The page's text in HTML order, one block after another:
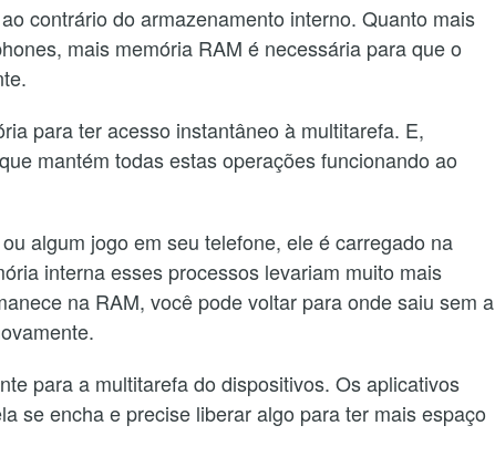
contrário do armazenamento interno. Quanto mais
mais memória RAM é necessária para que o
para ter acesso instantâneo à multitarefa. E,
mantém todas estas operações funcionando ao
algum jogo em seu telefone, ele é carregado na
interna esses processos levariam muito mais
na RAM, você pode voltar para onde saiu sem a
para a multitarefa do dispositivos. Os aplicativos
se encha e precise liberar algo para ter mais espaço